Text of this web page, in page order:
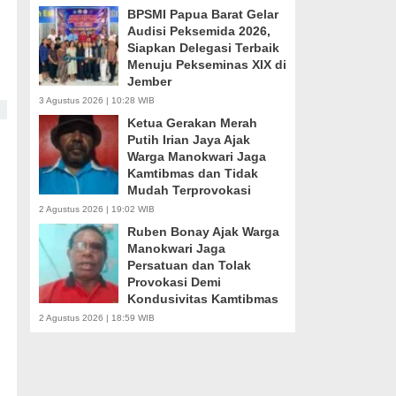
BPSMI Papua Barat Gelar
Audisi Peksemida 2026,
Siapkan Delegasi Terbaik
Menuju Pekseminas XIX di
Jember
3 Agustus 2026 | 10:28 WIB
Ketua Gerakan Merah
Putih Irian Jaya Ajak
Warga Manokwari Jaga
Kamtibmas dan Tidak
Mudah Terprovokasi
2 Agustus 2026 | 19:02 WIB
Ruben Bonay Ajak Warga
Manokwari Jaga
Persatuan dan Tolak
Provokasi Demi
Kondusivitas Kamtibmas
2 Agustus 2026 | 18:59 WIB